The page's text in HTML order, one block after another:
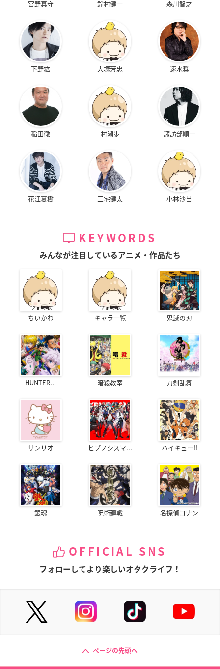
宮野真守 鈴村健一 森川智之
下野紘 大塚芳忠 速水奨
稲田徹 村瀬歩 諏訪部順一
花江夏樹 三宅健太 小林沙苗
KEYWORDS
みんなが注目しているアニメ・作品たち
ちいかわ キャラ一覧 鬼滅の刃
HUNTER... 暗殺教室 刀剣乱舞
サンリオ ヒプノシスマ... ハイキュー!!
銀魂 呪術廻戦 名探偵コナン
OFFICIAL SNS
フォローしてより楽しいオタクライフ！
ページの先頭へ